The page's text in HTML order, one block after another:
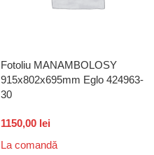
Fotoliu MANAMBOLOSY
915x802x695mm Eglo 424963-
30
1150,00 lei
La comandă